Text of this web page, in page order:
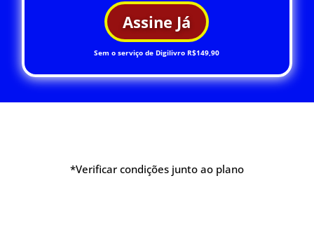
Assine Já
Sem o serviço de Digilivro R$149,90
*Verificar condições junto ao plano